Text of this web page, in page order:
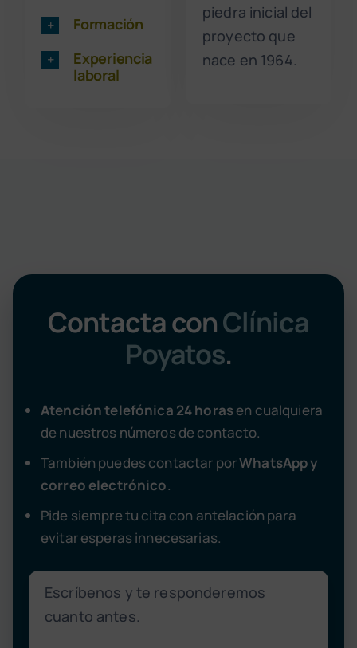
Formación
Experiencia
laboral
piedra inicial del
proyecto que
nace en 1964.
Contacta conClínica
Poyatos.
Atención telefónica 24 horasen cualquiera
de nuestros números de contacto.
También puedes contactar porWhatsApp y
correo electrónico.
Pide siempre tu cita con antelación para
evitar esperas innecesarias.
Escríbenos y te responderemos
cuanto antes.